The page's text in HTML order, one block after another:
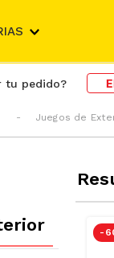
tu pedido?
Juegos de
-